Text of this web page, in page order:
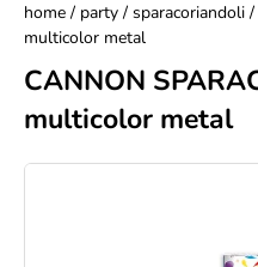
home / party / sparacoriandoli /
multicolor metal
CANNON
multicolor metal